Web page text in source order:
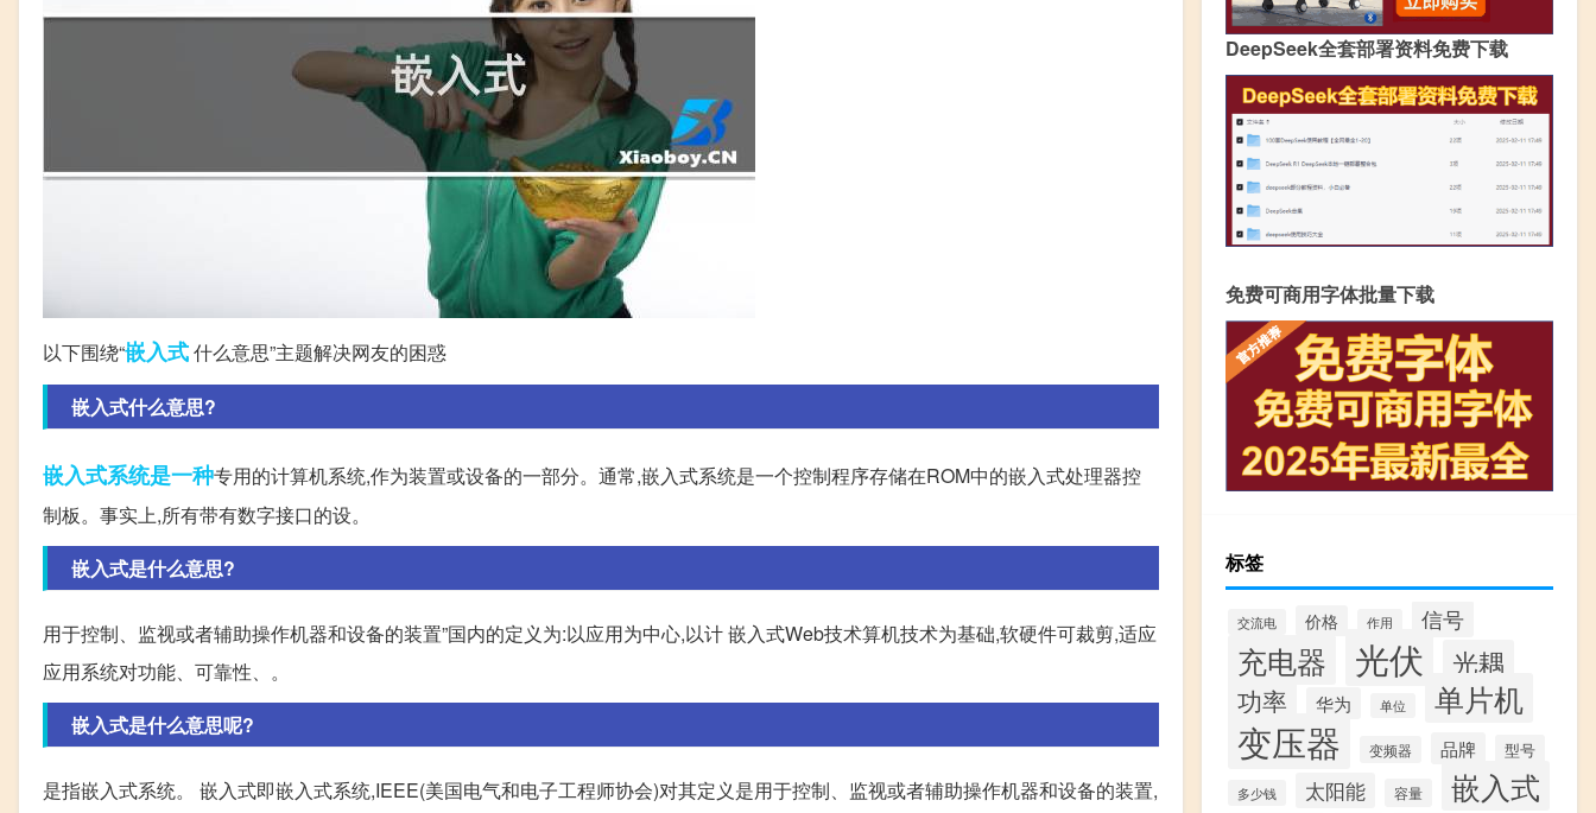
以下围绕“嵌入式什么意思”主题解决网友的困惑
嵌入式什么意思?
嵌入式系统是一种专用的计算机系统,作为装置或设备的一部分。通常,嵌入式系统是一个控制程序存储在ROM中的嵌入式处理器控
制板。事实上,所有带有数字接口的设。
嵌入式是什么意思?
用于控制、监视或者辅助操作机器和设备的装置”国内的定义为:以应用为中心,以计 嵌入式Web技术算机技术为基础,软硬件可裁剪,适应
应用系统对功能、可靠性、。
嵌入式是什么意思呢?
是指嵌入式系统。 嵌入式即嵌入式系统,IEEE(美国电气和电子工程师协会)对其定义是用于控制、监视或者辅助操作机器和设备的装置,
DeepSeek全套部署资料免费下载
免费可商用字体批量下载
标签
交流电 价格 作用 信号
充电器 光伏
光耦
功率
华为 单位 单片机
变压器 变频器 品牌 型号
多少钱 太阳能 容量 嵌入式